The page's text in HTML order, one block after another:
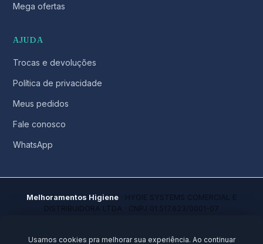
Mega ofertas
AJUDA
Trocas e devoluções
Política de privacidade
Meus pedidos
Fale conosco
WhatsApp
Melhoramentos Higiene · HYGIE SYSTEMS COMERCIAL E
DISTRIBUIDORA LTDA · CNPJ 01.517.623/0001-07
No mercado desde 2021 · Todos os direitos reservados
Usamos cookies pra melhorar sua experiência. Ao continuar